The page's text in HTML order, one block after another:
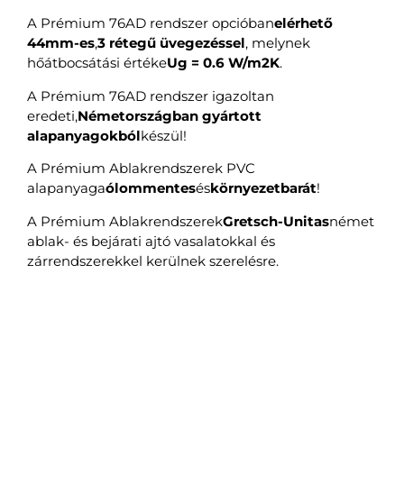
A Prémium 76AD rendszer opcióbanelérhető
44mm-es,3 rétegű üvegezéssel, melynek
hőátbocsátási értékeUg = 0.6 W/m2K.
A Prémium 76AD rendszer igazoltan
eredeti,Németországban gyártott
alapanyagokbólkészül!
A Prémium Ablakrendszerek PVC
alapanyagaólommenteséskörnyezetbarát!
A Prémium AblakrendszerekGretsch-Unitasnémet
ablak- és bejárati ajtó vasalatokkal és
zárrendszerekkel kerülnek szerelésre.